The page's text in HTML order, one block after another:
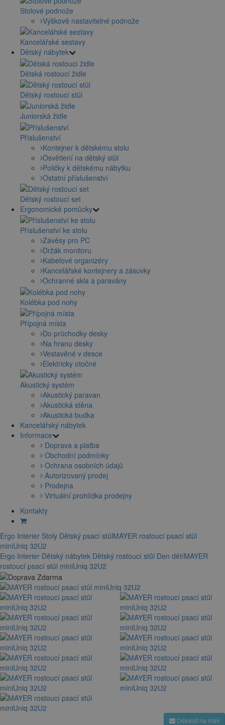
Stolové podnože
Výškově nastavitelné podnože
Kancelářské sestavy
Dětský nábytek
Dětská rostoucí židle
Dětský rostoucí stůl
Juniorská židle
Příslušenství
Kontejner k dětskému stolu
Osvětlení na dětský stůl
Poličky k dětskému nábytku
Ostatní příslušenství
Dětský rostoucí set
Ergonomické pomůcky
Příslušenství ke stolu
Závěsy pro PC
Držák monitoru
Kabelové organizéry
Kancelářské kontejnery a zásuvky
Ochranné skla a paravány
Kolébka pod nohy
Přípojná místa
Do průchodky desky
Na hranu desky
Vestavěné v desce
Elektricky otočné
Akustický systém
Akustický paravan
Akustická stěna
Akustická budka
Kancelářský nábytek
Informace
Doprava a platba
Obchodní podmínky
Ochrana osobních údajů
Autorizovaný prodej
Prodejna
Virtuální prohlídka prodejny
Kontakty
Ergo Interier Stoly Dětský psací stůlMAYER rostoucí psací stůl
miniUniq 32U2
Ergo Interier Dětský nábytek Dětský rostoucí stůl Den dětíMAYER
rostoucí psací stůl miniUniq 32U2
Odeslat na mail